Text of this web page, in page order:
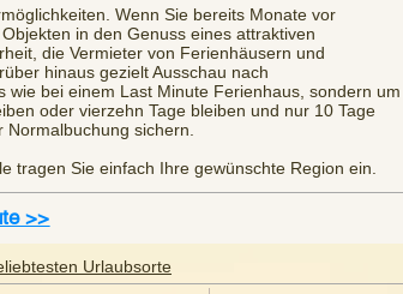
Wenn Sie bereits Monate vor
in den Genuss eines attraktiven
die Vermieter von Ferienhäusern und
hinaus gezielt Ausschau nach
bei einem Last Minute Ferienhaus, sondern um
oder vierzehn Tage bleiben und nur 10 Tage
sichern.
tragen Sie einfach Ihre gewünschte Region ein.
>>
Urlaubsorte